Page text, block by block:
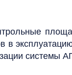
системы